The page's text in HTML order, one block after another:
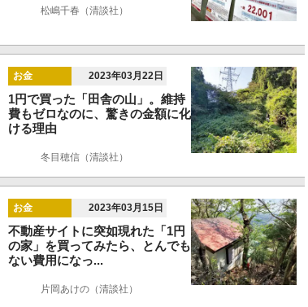
松嶋千春（清談社）
お金 2023年03月22日
1円で買った「田舎の山」。維持
費もゼロなのに、驚きの金額に化
ける理由
冬目穂信（清談社）
お金 2023年03月15日
不動産サイトに突如現れた「1円
の家」を買ってみたら、とんでも
ない費用になっ...
片岡あけの（清談社）